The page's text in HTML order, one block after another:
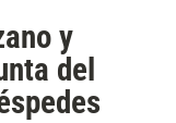
y
del